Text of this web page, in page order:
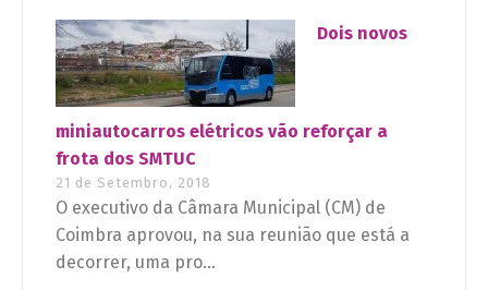
Dois novos
miniautocarros elétricos vão reforçar a
frota dos SMTUC
21 de Setembro, 2018
O executivo da Câmara Municipal (CM) de
Coimbra aprovou, na sua reunião que está a
decorrer, uma pro...